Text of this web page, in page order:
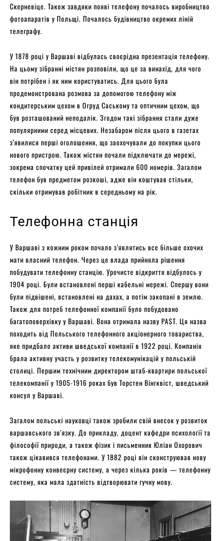
Скерневіце. Також завдяки появі телефону почалось виробництво
фотоапаратів у Польщі. Почалось будівництво окремих ліній
телеграфу.
У 1878 році у Варшаві відбулась своєрідна презентація телефону.
На цьому зібранні містян розповіли, що це за винахід, для чого
він потрібен і як ним користуватись. Для цього була
продемонстрована розмова за допомогою телефону між
кондитерським цехом в Огруд Саському та оптичним цехом, що
був розташований неподалік. Згодом такі зібрання стали дуже
популярними серед місцевих. Незабаром після цього в газетах
з’явилися перші оголошення, що заохочували до покупки цього
нового пристрою. Також містян почали підключати до мережі,
зокрема спочатку цей привілей отримали 600 номерів. Загалом
телефон був предметом розкоші, адже він коштував стільки,
скільки отримував робітник в середньому на рік.
Телефонна станція
У Варшаві з кожним роком почало з’являтись все більше охочих
мати власний телефон. Через це влада прийняла рішення
побудувати телефонну станцію. Урочисте відкриття відбулось у
1904 році. Були встановлені перші кабельні мережі. Спершу вони
були підвішені, встановлені на дахах, а потім закопані в землю.
Також для потреб телефонної компанії було побудовано
багатоповерхівку у Варшаві. Вона отримала назву PAST. Ця назва
походить від Польського телефонного акціонерного товариства,
яке придбало активи шведської компанії в 1922 році. Компанія
брала активну участь у розвитку телекомунікацій у польській
столиці. Першим технічним директором штаб-квартири польської
телекомпанії у 1905-1916 роках був Торстен Вінгквіст, шведський
консул у Варшаві.
Загалом польські науковці також зробили свій внесок у розвиток
варшавського зв’язку. До прикладу, доцент кафедри психології та
філософії природи, а також фізик і письменник Юліан Охорович
також цікавився телефонами. У 1882 році він сконструював нову
мікрофонну конвеєрну систему, а через кілька років — телефонну
систему, яка мала здатність відтворювати гучну мову.